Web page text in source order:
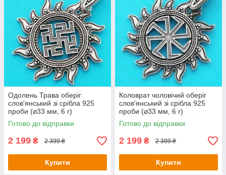
Одолень Трава оберіг
слов'янський зі срібла 925
проби (⌀33 мм, 6 г)
Готово до відправки
2 199 ₴ 2 399 ₴
Купити
Коловрат чоловічий оберіг
слов'янський зі срібла 925
проби (⌀33 мм, 6 г)
Готово до відправки
2 199 ₴ 2 399 ₴
Купити